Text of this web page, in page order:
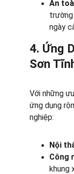
An
ngày
4. Ứng
Sơn
Với những
ứng dụng
nghiệp:
Nội
Công
khung